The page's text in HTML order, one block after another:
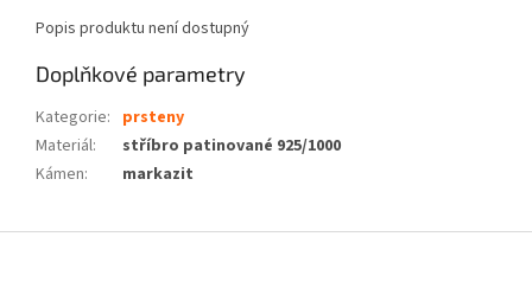
Popis produktu není dostupný
Doplňkové parametry
Kategorie: prsteny
Materiál:
stříbro patinované 925/1000
Kámen: markazit